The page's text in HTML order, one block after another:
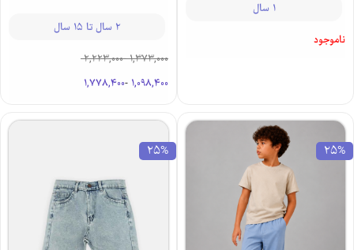
1 سال
ناموجود
2 سال تا 15 سال
1,373,000
-
2,223,000
1,098,400
-
1,778,400
25%
25%